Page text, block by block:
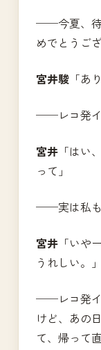
──今夏、待
めでとうご
宮井駿 「あ
──レコ発イ
宮井 「はい
って」
──実は私も
宮井 「いや
うれしい。」
──レコ発イ
けど、あの
て、帰って